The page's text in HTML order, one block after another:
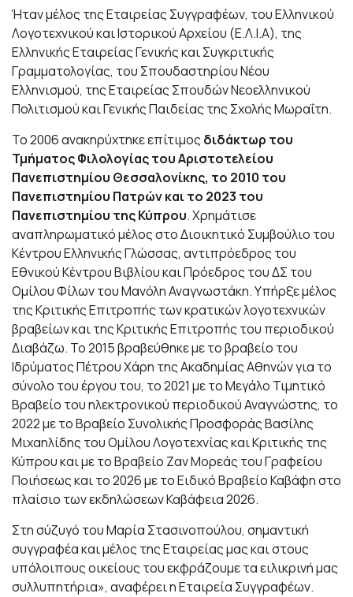
Ήταν μέλος της Εταιρείας Συγγραφέων, του Ελληνικού
Λογοτεχνικού και Ιστορικού Αρχείου (Ε.Λ.Ι.Α), της
Ελληνικής Εταιρείας Γενικής και Συγκριτικής
Γραμματολογίας, του Σπουδαστηρίου Νέου
Ελληνισμού, της Εταιρείας Σπουδών Νεοελληνικού
Πολιτισμού και Γενικής Παιδείας της Σχολής Μωραΐτη.
Το 2006 ανακηρύχτηκε επίτιμος διδάκτωρ του
Τμήματος Φιλολογίας του Αριστοτελείου
Πανεπιστημίου Θεσσαλονίκης, το 2010 του
Πανεπιστημίου Πατρών και το 2023 του
Πανεπιστημίου της Κύπρου. Χρημάτισε
αναπληρωματικό μέλος στο Διοικητικό Συμβούλιο του
Κέντρου Ελληνικής Γλώσσας, αντιπρόεδρος του
Εθνικού Κέντρου Βιβλίου και Πρόεδρος του ΔΣ του
Ομίλου Φίλων του Μανόλη Αναγνωστάκη. Υπήρξε μέλος
της Κριτικής Επιτροπής των κρατικών λογοτεχνικών
βραβείων και της Κριτικής Επιτροπής του περιοδικού
Διαβάζω. Το 2015 βραβεύθηκε με το βραβείο του
Ιδρύματος Πέτρου Χάρη της Ακαδημίας Αθηνών για το
σύνολο του έργου του, το 2021 με το Μεγάλο Τιμητικό
Βραβείο του ηλεκτρονικού περιοδικού Αναγνώστης, το
2022 με το Βραβείο Συνολικής Προσφοράς Βασίλης
Μιχαηλίδης του Ομίλου Λογοτεχνίας και Κριτικής της
Κύπρου και με το Βραβείο Ζαν Μορεάς του Γραφείου
Ποιήσεως και το 2026 με το Ειδικό Βραβείο Καβάφη στο
πλαίσιο των εκδηλώσεων Καβάφεια 2026.
Στη σύζυγό του Μαρία Στασινοπούλου, σημαντική
συγγραφέα και μέλος της Εταιρείας μας και στους
υπόλοιπους οικείους του εκφράζουμε τα ειλικρινή μας
συλλυπητήρια», αναφέρει η Εταιρεία Συγγραφέων.